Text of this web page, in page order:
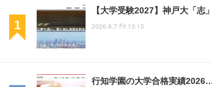
【大学受験2027】神戸大「志
2026.8.7 Fri 13:15
行知学園の大学合格実績